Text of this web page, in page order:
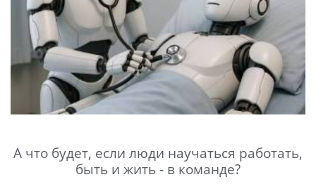
А что будет, если люди научаться работать,
быть и жить - в команде?